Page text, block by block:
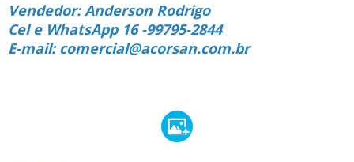
Vendedor: Anderson Rodrigo
Cel e WhatsApp 16 -99795-2844
E-mail: comercial@acorsan.com.br